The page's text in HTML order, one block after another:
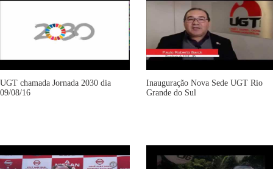
UGT chamada Jornada 2030 dia
09/08/16
Inauguração Nova Sede UGT Rio
Grande do Sul